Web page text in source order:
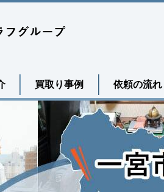
買取り事例 依頼の流れ